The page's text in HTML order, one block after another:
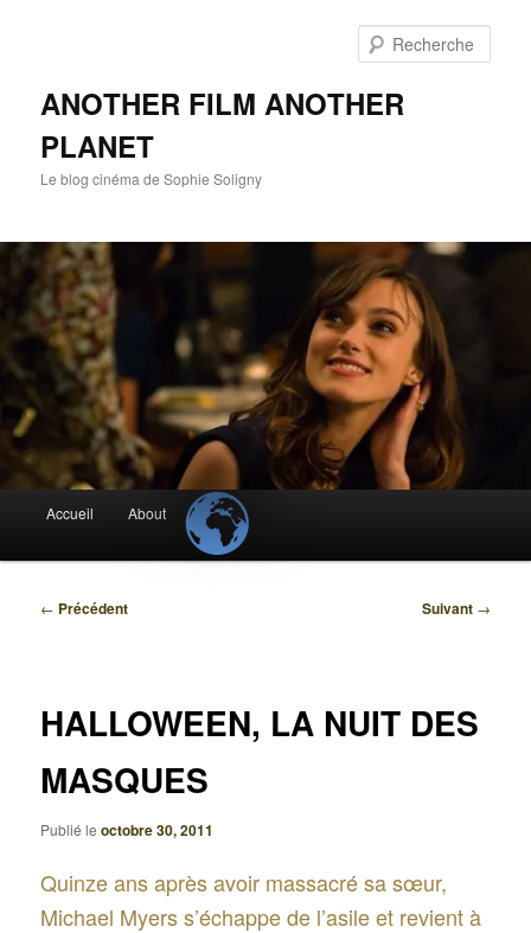
ANOTHER FILM ANOTHER
PLANET
Le blog cinéma de Sophie Soligny
principal
Accueil About
Navigation
← Précédent Suivant →
HALLOWEEN, LA NUIT DES
MASQUES
Publié leoctobre 30, 2011
Quinze ans après avoir massacré sa sœur,
Michael Myers s’échappe de l’asile et revient à